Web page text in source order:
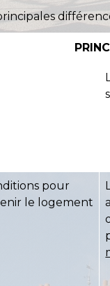
pour
le logement